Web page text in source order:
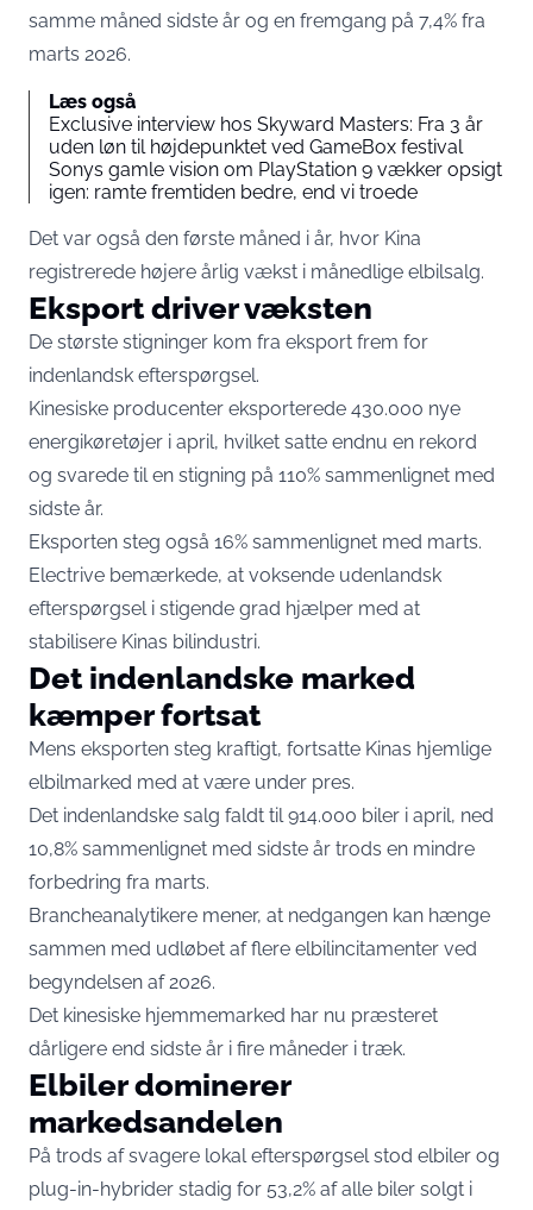
samme måned sidste år og en fremgang på 7,4% fra
marts 2026.
Læs også
Exclusive interview hos Skyward Masters: Fra 3 år
uden løn til højdepunktet ved GameBox festival
Sonys gamle vision om PlayStation 9 vækker opsigt
igen: ramte fremtiden bedre, end vi troede
Det var også den første måned i år, hvor Kina
registrerede højere årlig vækst i månedlige elbilsalg.
Eksport driver væksten
De største stigninger kom fra eksport frem for
indenlandsk efterspørgsel.
Kinesiske producenter eksporterede 430.000 nye
energikøretøjer i april, hvilket satte endnu en rekord
og svarede til en stigning på 110% sammenlignet med
sidste år.
Eksporten steg også 16% sammenlignet med marts.
Electrive bemærkede, at voksende udenlandsk
efterspørgsel i stigende grad hjælper med at
stabilisere Kinas bilindustri.
Det indenlandske marked
kæmper fortsat
Mens eksporten steg kraftigt, fortsatte Kinas hjemlige
elbilmarked med at være under pres.
Det indenlandske salg faldt til 914.000 biler i april, ned
10,8% sammenlignet med sidste år trods en mindre
forbedring fra marts.
Brancheanalytikere mener, at nedgangen kan hænge
sammen med udløbet af flere elbilincitamenter ved
begyndelsen af 2026.
Det kinesiske hjemmemarked har nu præsteret
dårligere end sidste år i fire måneder i træk.
Elbiler dominerer
markedsandelen
På trods af svagere lokal efterspørgsel stod elbiler og
plug-in-hybrider stadig for 53,2% af alle biler solgt i